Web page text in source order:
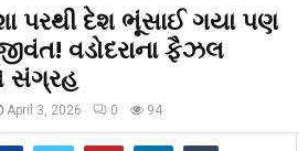
પરથી દેશ ભૂંસાઈ ગયા પણ
વડોદરાના ફૈઝલ
સંગ્રહ
April 3, 2026 0 94